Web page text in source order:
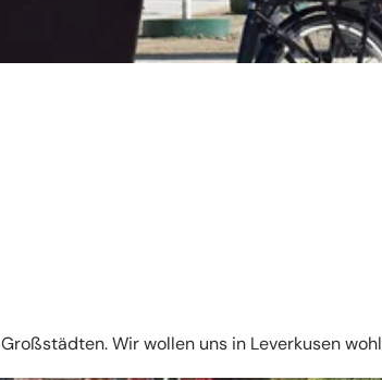
Wir wollen uns in Leverkusen